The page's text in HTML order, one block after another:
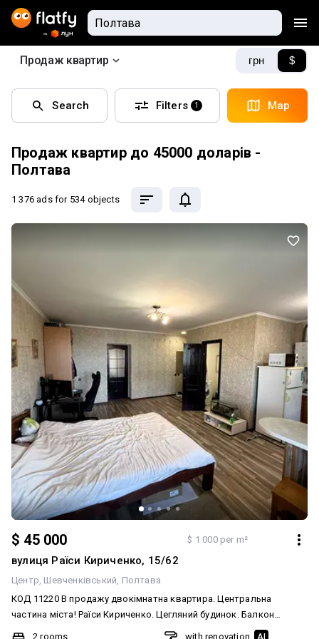
Продаж квартир грн $
Search Filters 1 Map
Продаж квартир до 45000 доларів -
Полтава
1 376 ads for 534 objects
$ 45 000 $ 1 000 per m²
вулиця Раїси Кириченко, 15/62
Центр Шевченківський Полтава
КОД 11220 В продажу двокімнатна квартира. Центральна
частина міста! Раїси Кириченко. Цегляний будинок. Балкон
засклений. Поверх пятий. Квартира світла та затишна. Гарний
2 rooms
with renovation AI